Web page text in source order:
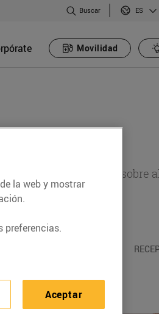
Buscar ES
Movilidad
de actualidad sobre
otros temas.
la web y mostrar
preferencias.
Aceptar